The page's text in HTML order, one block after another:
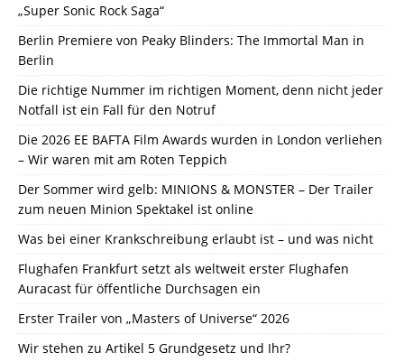
„Super Sonic Rock Saga“
Berlin Premiere von Peaky Blinders: The Immortal Man in
Berlin
Die richtige Nummer im richtigen Moment, denn nicht jeder
Notfall ist ein Fall für den Notruf
Die 2026 EE BAFTA Film Awards wurden in London verliehen
– Wir waren mit am Roten Teppich
Der Sommer wird gelb: MINIONS & MONSTER – Der Trailer
zum neuen Minion Spektakel ist online
Was bei einer Krankschreibung erlaubt ist – und was nicht
Flughafen Frankfurt setzt als weltweit erster Flughafen
Auracast für öffentliche Durchsagen ein
Erster Trailer von „Masters of Universe“ 2026
Wir stehen zu Artikel 5 Grundgesetz und Ihr?